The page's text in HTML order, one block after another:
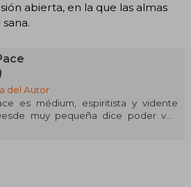
abierta, en la que las almas
del Autor
es médium, espiritista y vidente
muy pequeña dice poder ver,
y conectarse con almas que